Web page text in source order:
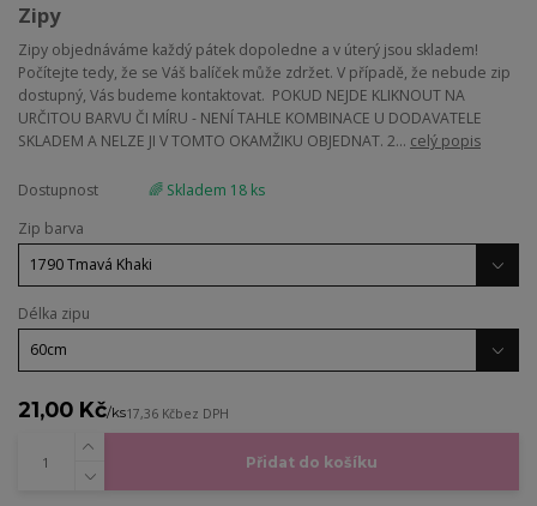
Zipy
Zipy objednáváme každý pátek dopoledne a v úterý jsou skladem!
Počítejte tedy, že se Váš balíček může zdržet. V případě, že nebude zip
dostupný, Vás budeme kontaktovat. POKUD NEJDE KLIKNOUT NA
URČITOU BARVU ČI MÍRU - NENÍ TAHLE KOMBINACE U DODAVATELE
SKLADEM A NELZE JI V TOMTO OKAMŽIKU OBJEDNAT. 2... celý popis
Dostupnost
🌈 Skladem 18 ks
Zip barva
Délka zipu
21,00 Kč/ks17,36 Kčbez DPH
Přidat do košíku